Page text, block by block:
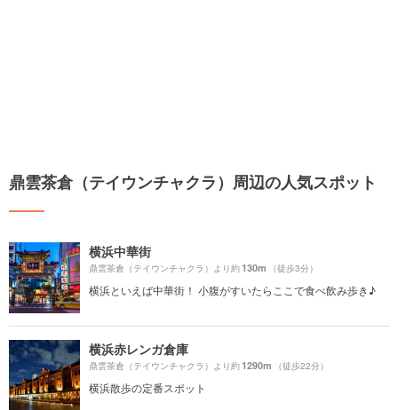
鼎雲茶倉（テイウンチャクラ）周辺の人気スポット
横浜中華街
鼎雲茶倉（テイウンチャクラ）より約130m （徒歩3分）
横浜といえば中華街！ 小腹がすいたらここで食べ飲み歩き♪
横浜赤レンガ倉庫
鼎雲茶倉（テイウンチャクラ）より約1290m （徒歩22分）
横浜散歩の定番スポット